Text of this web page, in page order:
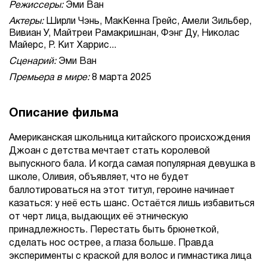
Режиссеры:Эми Ван
Актеры:Ширли Чэнь, МакКенна Грейс, Амели Зильбер,
Вивиан У, Майтреи Рамакришнан, Фэнг Ду, Николас
Майерс, Р. Кит Харрис...
Сценарий:Эми Ван
Премьера в мире:8 марта 2025
Описание фильма
Американская школьница китайского происхождения
Джоан с детства мечтает стать королевой
выпускного бала. И когда самая популярная девушка в
школе, Оливия, объявляет, что не будет
баллотироваться на этот титул, героине начинает
казаться: у неё есть шанс. Остаётся лишь избавиться
от черт лица, выдающих её этническую
принадлежность. Перестать быть брюнеткой,
сделать нос острее, а глаза больше. Правда
эксперименты с краской для волос и гимнастика лица